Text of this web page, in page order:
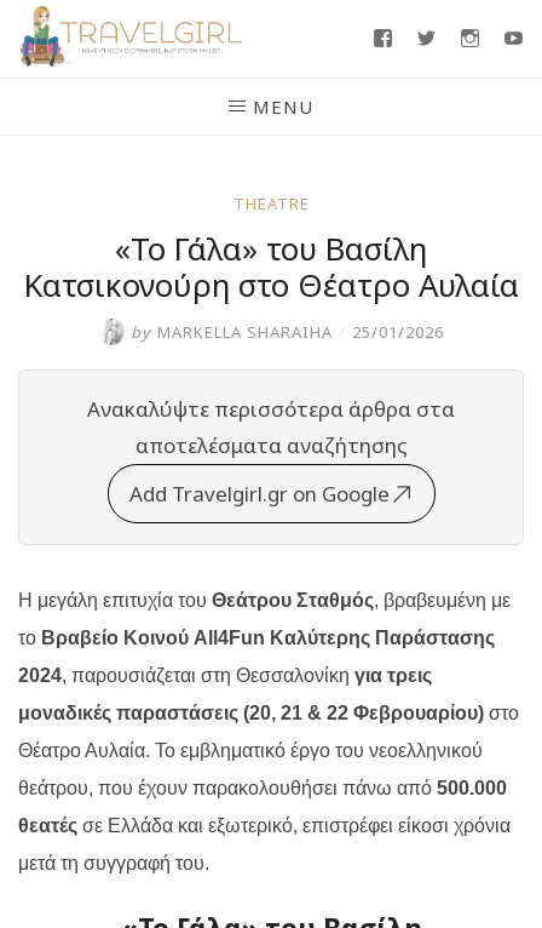
Skip
FacebookTwitter
MENU
THEATRE
«Το Γάλα» του Βασίλη
Κατσικονούρη στο Θέατρο Αυλαία
by MARKELLA SHARAIHA / 25/01/2026
Ανακαλύψτε περισσότερα άρθρα στα
αποτελέσματα αναζήτησης
Add Travelgirl.gr on Google
Η μεγάλη επιτυχία του Θεάτρου Σταθμός, βραβευμένη με
το Βραβείο Κοινού All4Fun Καλύτερης Παράστασης
2024, παρουσιάζεται στη Θεσσαλονίκη για τρεις
μοναδικές παραστάσεις (20, 21 & 22 Φεβρουαρίου) στο
Θέατρο Αυλαία. Το εμβληματικό έργο του νεοελληνικού
θεάτρου, που έχουν παρακολουθήσει πάνω από 500.000
θεατές σε Ελλάδα και εξωτερικό, επιστρέφει είκοσι χρόνια
μετά τη συγγραφή του.